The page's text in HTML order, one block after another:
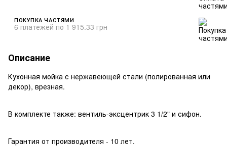
ПОКУПКА ЧАСТЯМИ
6 платежей по 1 915.33 грн
Описание
Кухонная мойка с нержавеющей стали (полированная или
декор), врезная.
В комплекте также: вентиль-эксцентрик 3 1/2" и сифон.
Гарантия от производителя - 10 лет.